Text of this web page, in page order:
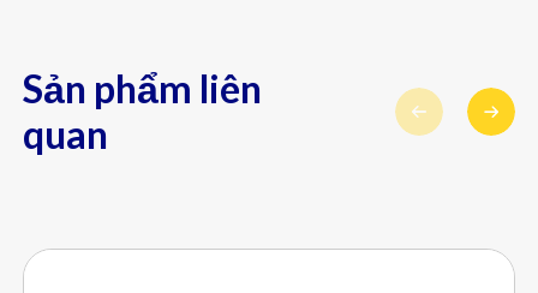
Sản phẩm liên
quan